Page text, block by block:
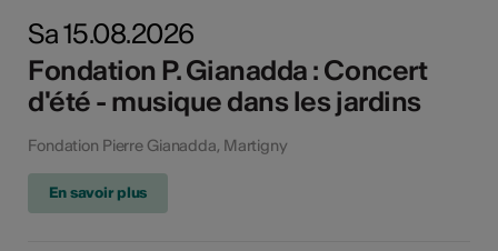
Sa 15.08.2026
Fondation P. Gianadda : Concert
d'été - musique dans les jardins
Fondation Pierre Gianadda, Martigny
En savoir plus